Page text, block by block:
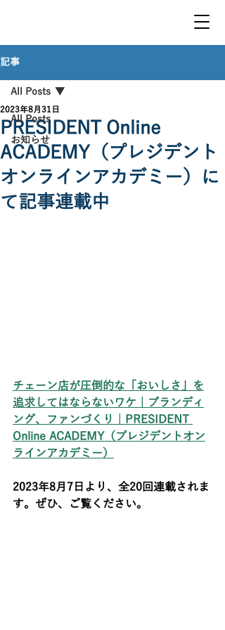
記事
All Posts
お知らせ
All Posts
PRESIDENT Online
ACADEMY（プレジデント
オンラインアカデミー）に
て記事連載中
2023年8月31日
チェーン店が圧倒的な「おいしさ」を
追求してはならないワケ｜ブランディ
ング、ファンづくり｜PRESIDENT
Online ACADEMY（プレジデントオン
ラインアカデミー）
2023年8月7日より、全20回連載されま
す。ぜひ、ご覧ください。